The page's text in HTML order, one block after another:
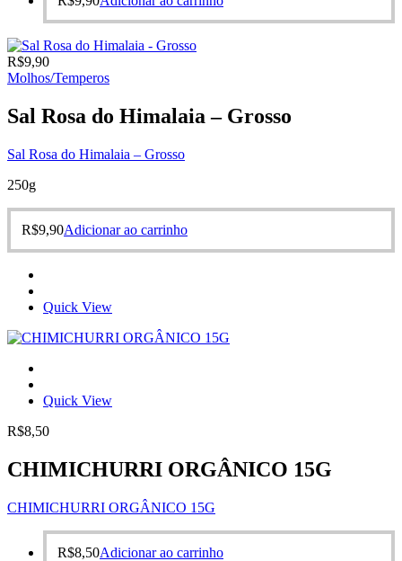
R$9,90
Molhos/Temperos
Sal Rosa do Himalaia – Grosso
Sal Rosa do Himalaia – Grosso
250g
R$9,90Adicionar ao carrinho
Quick View
Quick View
R$8,50
CHIMICHURRI ORGÂNICO 15G
CHIMICHURRI ORGÂNICO 15G
R$8,50Adicionar ao carrinho